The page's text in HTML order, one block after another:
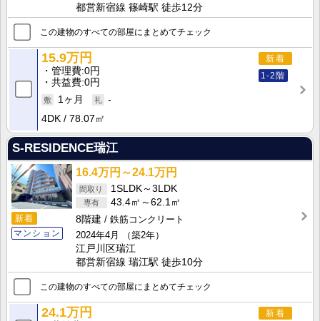
都営新宿線 篠崎駅 徒歩12分
この建物のすべての部屋にまとめてチェック
新着
1-2階
15.9万円
管理費 0円
共益費 0円
1ヶ月
-
4DK
78.07㎡
S-RESIDENCE瑞江
新着
マンション
16.4万円～24.1万円
1SLDK～3LDK
43.4㎡～62.1㎡
8階建
鉄筋コンクリート
2024年4月
（築2年）
江戸川区瑞江
都営新宿線 瑞江駅 徒歩10分
この建物のすべての部屋にまとめてチェック
新着
24.1万円